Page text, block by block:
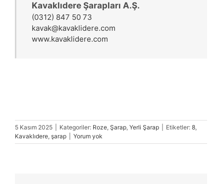
Kavaklıdere Şarapları A.Ş.
(0312) 847 50 73
kavak@kavaklidere.com
www.kavaklidere.com
5 Kasım 2025 Kategoriler: Roze, Şarap, Yerli Şarap Etiketler: 8,
Kavaklıdere, şarap Yorum yok